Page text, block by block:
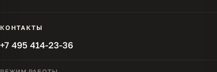
КОНТАКТЫ
+7 495 414-23-36